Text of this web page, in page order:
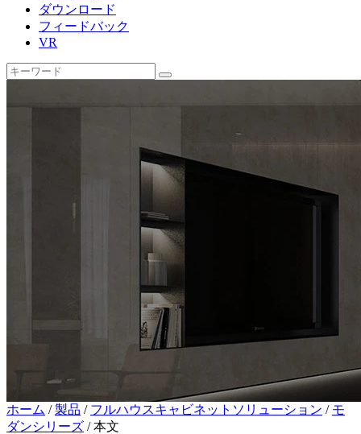
ダウンロード
フィードバック
VR
ホーム /製品 / フルハウスキャビネットソリューション / モ
ダンシリーズ /本文